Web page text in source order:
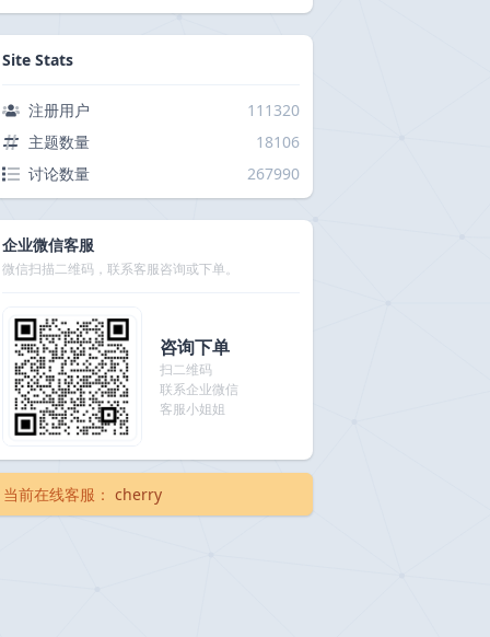
Site Stats
注册用户
111320
主题数量
18106
讨论数量
267990
企业微信客服
微信扫描二维码，联系客服咨询或下单。
咨询下单
扫二维码
联系企业微信
客服小姐姐
当前在线客服： cherry